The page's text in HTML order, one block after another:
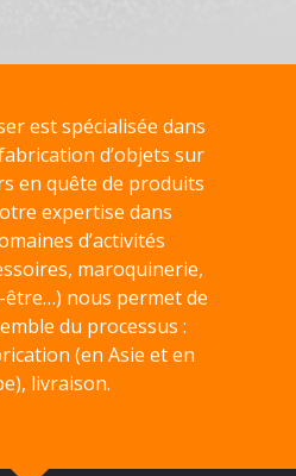
est spécialisée dans
d’objets sur
en quête de produits
expertise dans
d’activités
maroquinerie,
nous permet de
du processus :
(en Asie et en
livraison.